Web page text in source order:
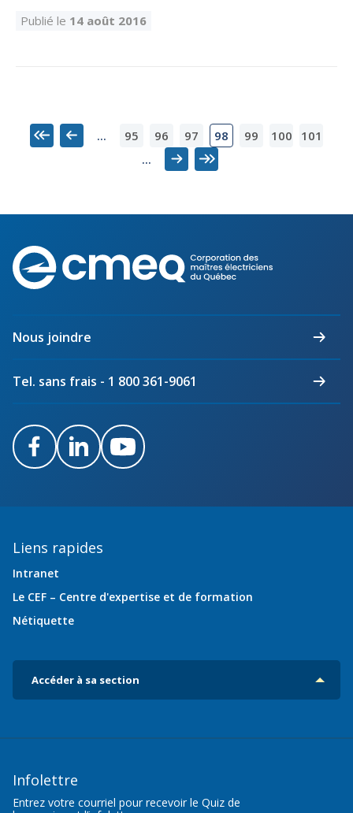
Publié le 14 août 2016
PremierPrécédent
... 95 96 97 98 99 100
101
...
SuivantDernier
des
électriciens
Nous joindre
Tel. sans frais - 1 800 361-9061
FacebookLinkedInYoutube
Liens rapides
Intranet
Le CEF – Centre d'expertise et de formation
Nétiquette
Accéder à sa section
Infolettre
Entrez votre courriel pour recevoir le Quiz de